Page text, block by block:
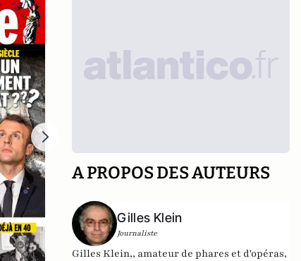
A PROPOS DES AUTEURS
Gilles Klein
Journaliste
Gilles Klein,, amateur de phares et d'opéras,